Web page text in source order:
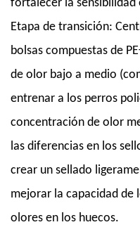
fortalecer la sensibilidad
Etapa de transición:
bolsas compuestas de
de olor bajo a medio
entrenar a los perros
concentración de olor
las diferencias en los
crear un sellado
mejorar la capacidad de
olores en los huecos.